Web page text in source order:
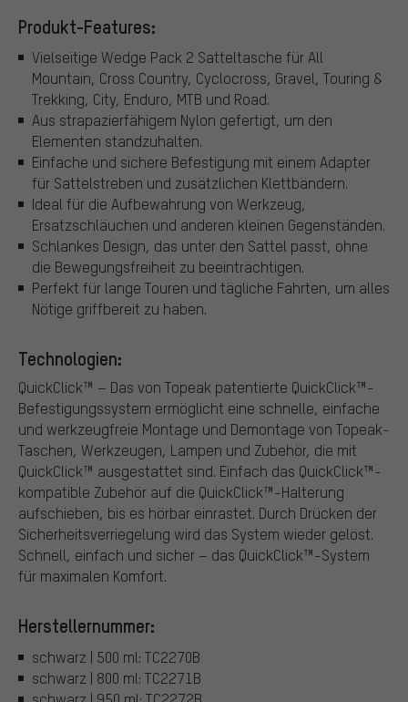
Produkt-Features:
Vielseitige Wedge Pack 2 Satteltasche für All
Mountain, Cross Country, Cyclocross, Gravel, Touring &
Trekking, City, Enduro, MTB und Road.
Aus strapazierfähigem Nylon gefertigt, um den
Elementen standzuhalten.
Einfache und sichere Befestigung mit einem Adapter
für Sattelstreben und zusätzlichen Klettbändern.
Ideal für die Aufbewahrung von Werkzeug,
Ersatzschläuchen und anderen kleinen Gegenständen.
Schlankes Design, das unter den Sattel passt, ohne
die Bewegungsfreiheit zu beeinträchtigen.
Perfekt für lange Touren und tägliche Fahrten, um alles
Nötige griffbereit zu haben.
Technologien:
QuickClick™ – Das von Topeak patentierte QuickClick™-
Befestigungssystem ermöglicht eine schnelle, einfache
und werkzeugfreie Montage und Demontage von Topeak-
Taschen, Werkzeugen, Lampen und Zubehör, die mit
QuickClick™ ausgestattet sind. Einfach das QuickClick™-
kompatible Zubehör auf die QuickClick™-Halterung
aufschieben, bis es hörbar einrastet. Durch Drücken der
Sicherheitsverriegelung wird das System wieder gelöst.
Schnell, einfach und sicher – das QuickClick™-System
für maximalen Komfort.
Herstellernummer:
schwarz | 500 ml: TC2270B
schwarz | 800 ml: TC2271B